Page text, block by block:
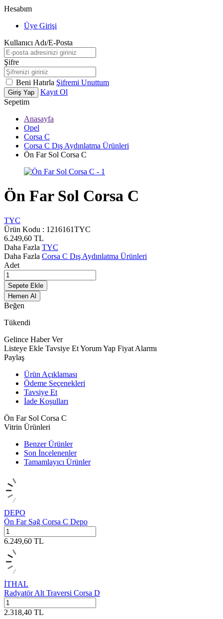
Hesabım
Üye Girişi
Kullanıcı Adı/E-Posta
Şifre
Beni Hatırla Şifremi Unuttum
Giriş Yap
Kayıt Ol
Sepetim
Anasayfa
Opel
Corsa C
Corsa C Dış Aydınlatma Ürünleri
Ön Far Sol Corsa C
Ön Far Sol Corsa C
TYC
Ürün Kodu : 1216161TYC
6.249,60 TL
Daha Fazla TYC
Daha Fazla Corsa C Dış Aydınlatma Ürünleri
Adet
Sepete Ekle
Hemen Al
Beğen
Tükendi
Gelince Haber Ver
Listeye Ekle Tavsiye EtYorum Yap Fiyat Alarmı
Paylaş
Ürün Açıklaması
Ödeme Seçenekleri
Tavsiye Et
İade Koşulları
Ön Far Sol Corsa C
Vitrin Ürünleri
Benzer Ürünler
Son İncelenenler
Tamamlayıcı Ürünler
DEPO
Ön Far Sağ Corsa C Depo
6.249,60 TL
İTHAL
Radyatör Alt Traversi Corsa D
2.318,40 TL